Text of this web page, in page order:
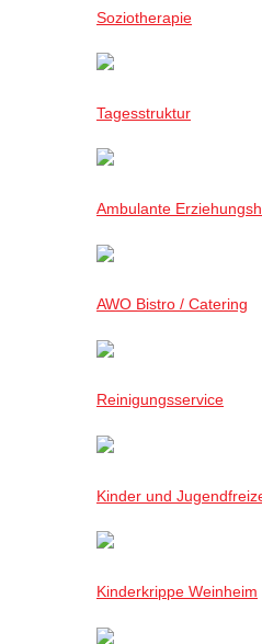
Soziotherapie
Tagesstruktur
Ambulante
AWO Bistro / Catering
Reinigungsservice
Kinder und
Kinderkrippe Weinheim